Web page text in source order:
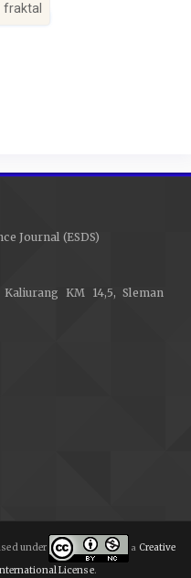
Journal (ESDS)
KM 14,5, Sleman
under a Creative
License.